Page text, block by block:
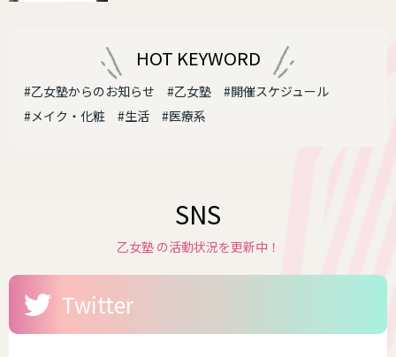
HOT KEYWORD
#乙女塾からのお知らせ #乙女塾
#開催スケジュール
#メイク・化粧
#生活 #医療系
SNS
乙女塾 の活動状況を更新中！
Twitter